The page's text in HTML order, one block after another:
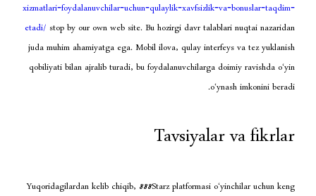
xizmatlari-foydalanuvchilar-uchun-qulaylik-
etadi/stop by our own web site. Bu hozirgi davr
juda muhim ahamiyatga ega. Mobil ilova, qulay
qobiliyati bilan ajralib turadi, bu
Yuqoridagilardan kelib chiqib, 888Starz platformasi